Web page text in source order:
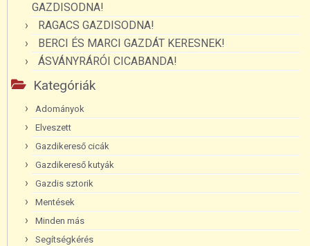
GAZDISODNA!
RAGACS GAZDISODNA!
BERCI ÉS MARCI GAZDÁT KERESNEK!
ÁSVÁNYRÁRÓI CICABANDA!
Kategóriák
Adományok
Elveszett
Gazdikereső cicák
Gazdikereső kutyák
Gazdis sztorik
Mentések
Minden más
Segítségkérés